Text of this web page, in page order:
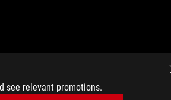
see relevant promotions.